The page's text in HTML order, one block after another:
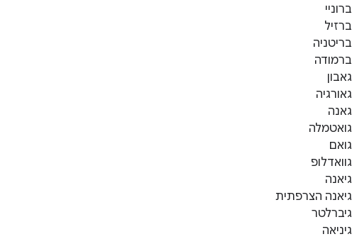
ברוניי
ברזיל
בריטניה
ברמודה
גאבון
גאורגיה
גאנה
גואטמלה
גואם
גוואדלופ
גיאנה
גיאנה הצרפתית
גיברלטר
גיניאה